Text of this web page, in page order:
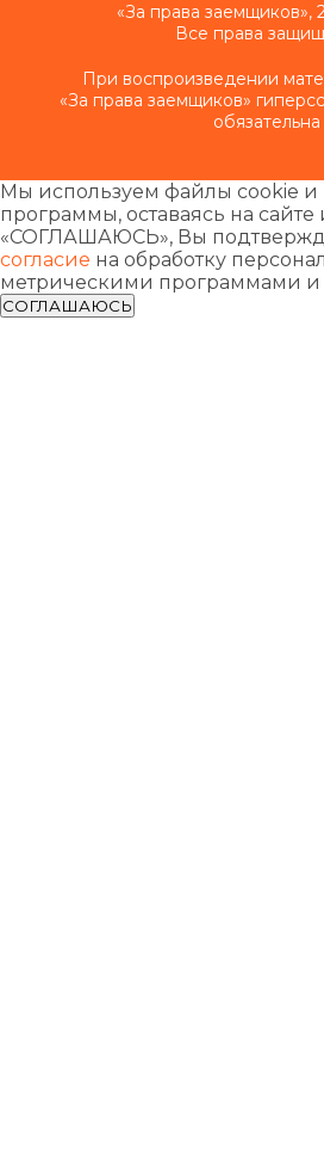
«За права заемщиков»,
Все права
При воспроизведении
«За права заемщиков»
обязательна
Мы используем файлы cookie и
программы, оставаясь на
«СОГЛАШАЮСЬ», Вы
согласие на обработку
метрическими программами
СОГЛАШАЮСЬ